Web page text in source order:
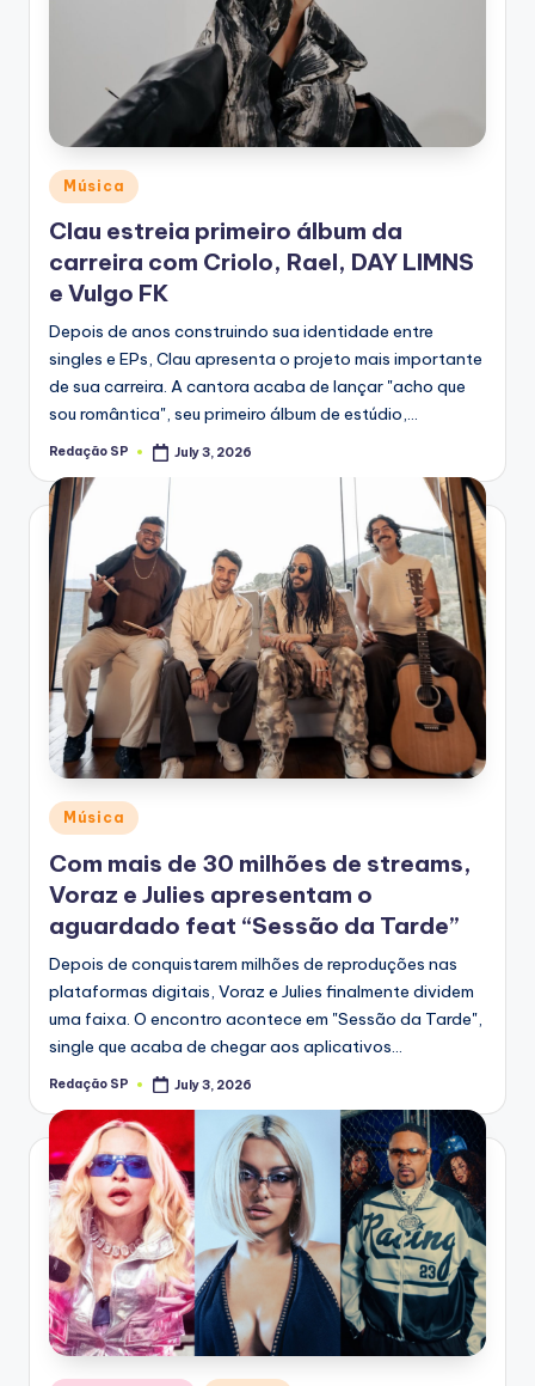
Posted
in
Música
Clau estreia primeiro álbum da
carreira com Criolo, Rael, DAY LIMNS
e Vulgo FK
Depois de anos construindo sua identidade entre
singles e EPs, Clau apresenta o projeto mais importante
de sua carreira. A cantora acaba de lançar "acho que
sou romântica", seu primeiro álbum de estúdio,…
Posted
Redação SP July 3, 2026
Posted
in
Música
Com mais de 30 milhões de streams,
Voraz e Julies apresentam o
aguardado feat “Sessão da Tarde”
Depois de conquistarem milhões de reproduções nas
plataformas digitais, Voraz e Julies finalmente dividem
uma faixa. O encontro acontece em "Sessão da Tarde",
single que acaba de chegar aos aplicativos…
Posted
Redação SP July 3, 2026